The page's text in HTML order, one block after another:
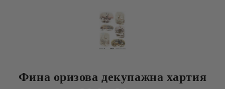
Фина оризова декупажна хартия